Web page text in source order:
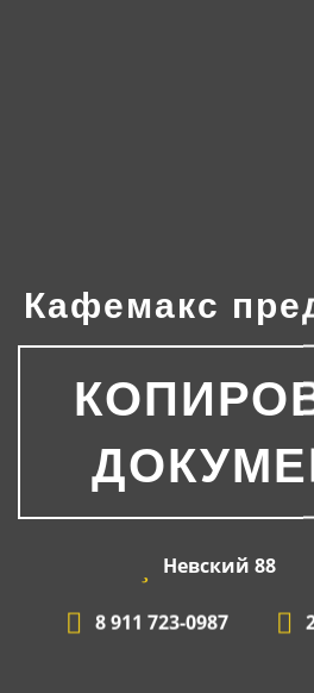
Кафемакс
Невский 88
8 911 723-0987